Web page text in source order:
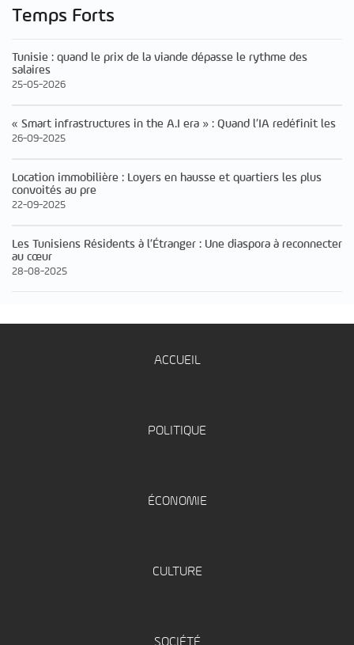
Temps Forts
Tunisie : quand le prix de la viande dépasse le rythme des
salaires
25-05-2026
« Smart infrastructures in the A.I era » : Quand l’IA redéfinit les
26-09-2025
Location immobilière : Loyers en hausse et quartiers les plus
convoités au pre
22-09-2025
Les Tunisiens Résidents à l’Étranger : Une diaspora à reconnecter
au cœur
28-08-2025
ACCUEIL
POLITIQUE
ÉCONOMIE
CULTURE
SOCIÉTÉ